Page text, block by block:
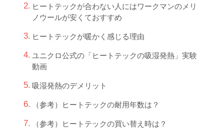
ヒートテックが合わない人にはワークマンのメリ
ノウールが安くておすすめ
ヒートテックが暖かく感じる理由
ユニクロ公式の「ヒートテックの吸湿発熱」実験
動画
吸湿発熱のデメリット
（参考）ヒートテックの耐用年数は？
（参考）ヒートテックの買い替え時は？